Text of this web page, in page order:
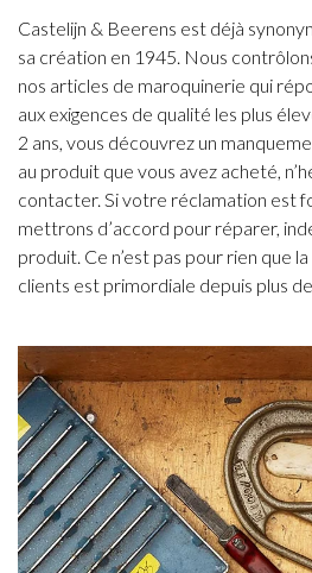
Castelijn & Beerens est déjà
sa création en 1945. Nous
nos articles de maroquinerie qui
aux exigences de qualité les plus
2 ans, vous découvrez un
au produit que vous avez acheté,
contacter. Si votre réclamation est
mettrons d’accord pour réparer,
produit. Ce n’est pas pour rien que
clients est primordiale depuis plus